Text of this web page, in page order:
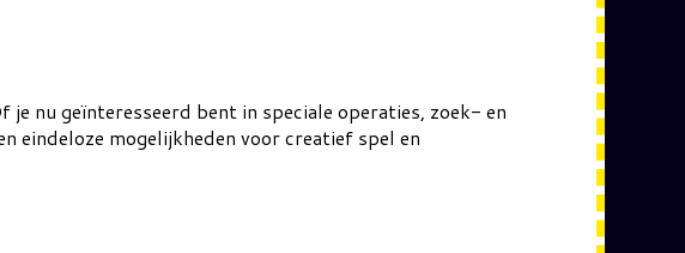
je nu geïnteresseerd bent in speciale operaties, zoek- en
eindeloze mogelijkheden voor creatief spel en